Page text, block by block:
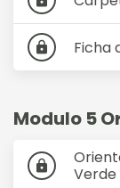
lock Ficha
Modulo 5
lock
Verde